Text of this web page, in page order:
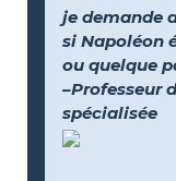
je demande
si Napoléon
ou quelque
–Professeur
spécialisée